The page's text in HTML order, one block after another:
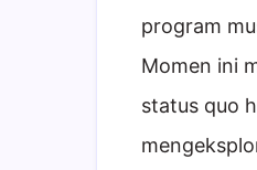
program
Momen ini
status quo